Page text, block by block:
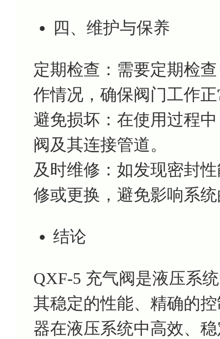
四、维护与保养
定期检查：需要定期检
作情况，确保阀门工作
避免损坏：在使用过程
阀及其连接管道。
及时维修：如发现密封
修或更换，避免影响系
结论
QXF-5 充气阀是液压系
其稳定的性能、精确的
器在液压系统中高效、